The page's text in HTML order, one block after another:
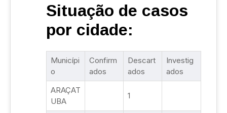
Situação de casos
por cidade:
Municípi
o
Confirm
ados
Descart
ados
Investig
ados
ARAÇAT
UBA
1